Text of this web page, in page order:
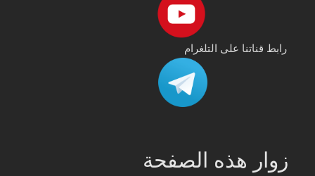
رابط قناتنا على التلغرام
زوار هذه الصفحة